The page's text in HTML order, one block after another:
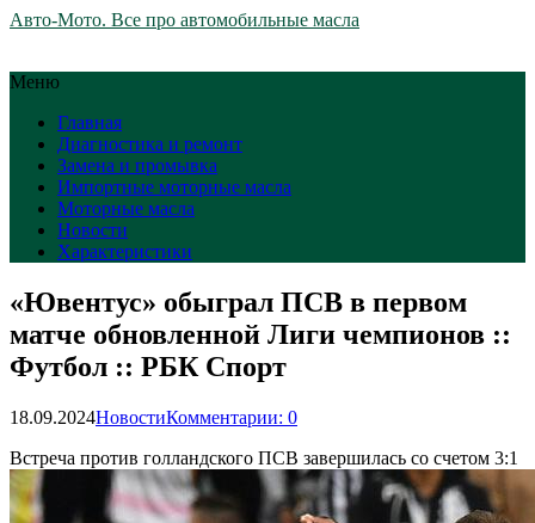
Авто-Мото. Все про автомобильные масла
Меню
Главная
Диагностика и ремонт
Замена и промывка
Импортные моторные масла
Моторные масла
Новости
Характеристики
«Ювентус» обыграл ПСВ в первом
матче обновленной Лиги чемпионов ::
Футбол :: РБК Спорт
18.09.2024НовостиКомментарии: 0
Встреча против голландского ПСВ завершилась со счетом 3:1